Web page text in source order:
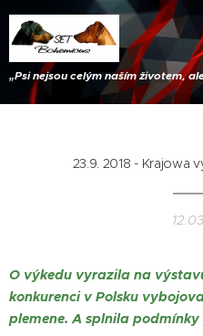
„Psi nejsou celým naším životem,
23.9. 2018 - Krajowa
O výkedu vyrazila na
konkurenci v Polsku
plemene. A splnila